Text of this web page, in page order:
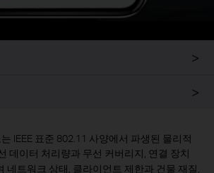
IEEE 표준 802.11 사양에서 파생된 물리적
데이터 처리량과 무선 커버리지, 연결 장치
네트워크 상태, 클라이언트 제한과 건물 재질,